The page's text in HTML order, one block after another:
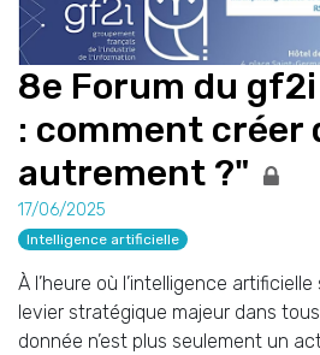
8e Forum du gf2i
: comment créer
autrement ?"
17/06/2025
Intelligence artificielle
À l’heure où l’intelligence
levier stratégique majeur dans
donnée n’est plus seulement un